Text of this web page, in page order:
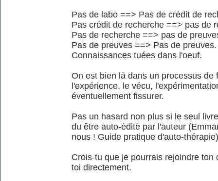
Pas de labo ==> Pas de crédit de
Pas crédit de recherche ==> pas de
Pas de recherche ==> pas de
Pas de preuves ==> Pas de preuves.
Connaissances tuées dans l'oeuf.
On est bien là dans un processus
l'expérience, le vécu,
éventuellement fissurer.
Pas un hasard non plus si le seul
du être auto-édité par l'auteur
nous ! Guide pratique d'auto-thérapie)
Crois-tu que je pourrais rejoindre
toi directement.